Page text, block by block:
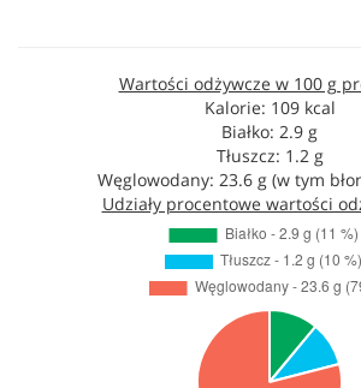
Wartości odżywcze w 100 g
Kalorie: 109 kcal
Białko: 2.9 g
Tłuszcz: 1.2 g
Węglowodany: 23.6 g (w tym
Udziały procentowe wartości